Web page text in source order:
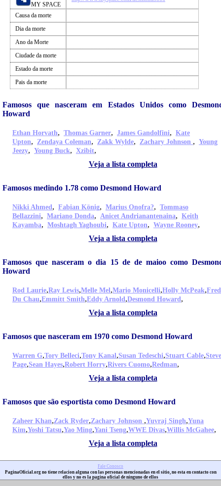
MY SPACE
Causa da morte
Dia da morte
Ano da Morte
Ciudade da morte
Estado da morte
Pais da morte
Famosos que nasceram em Estados Unidos como
Howard
Ethan Horvath, Thomas Garner, James Gandolfini, Kate
Upton, Zendaya Coleman, Zakk Wylde, Zachary Johnson , Young
Jeezy, Young Buck, Xzibit,
Veja a lista completa
Famosos medindo 1.78 como Desmond Howard
Nikki Ahmed, Fabian König, Marius Onofra?, Tommaso
Bellazzini, Mariano Donda, Anicet Andrianantenaina, Keith
Kayamba, Moshtagh Yaghoubi, Kate Upton, Wayne Rooney,
Veja a lista completa
Famosos que nasceram o dia 15 de de maioo como
Howard
Rod Laurie,Ray Lewis,Melle Mel,Mario Monicelli,Holly McPeak,
Du Chau,Emmitt Smith,Eddy Arnold,Desmond Howard,
Veja a lista completa
Famosos que nasceram em 1970 como Desmond Howard
Warren G,Tory Belleci,Tony Kanal,Susan Tedeschi,Stuart Cable,
Page,Sean Hayes,Robert Horry,Rivers Cuomo,Redman,
Veja a lista completa
Famosos que são esportista como Desmond Howard
Zaheer Khan,Zack Ryder,Zachary Johnson ,Yuvraj Singh,Yuna
Kim,Yoshi Tatsu,Yao Ming,Yani Tseng,WWE Divas,Willis McGahee,
Veja a lista completa
Fale Conosco
PaginaOficial.org no tiene relacion alguna con las personas mencionadas en el sitio, no esta en contacto con
ellos y no es la pagina oficial de ninguno de ellos